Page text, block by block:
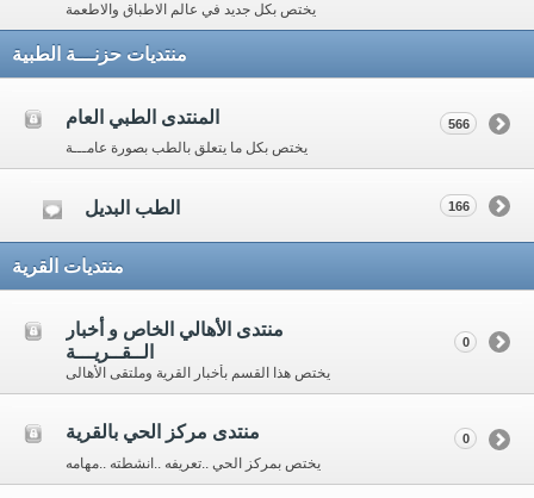
يختص بكل جديد في عالم الاطباق والاطعمة
منتديات حزنـــة الطبية
المنتدى الطبي العام
يختص بكل ما يتعلق بالطب بصورة عامـــة
566
الطب البديل 166
منتديات القرية
منتدى الأهالي الخاص و أخبار
الــقــريـــة
يختص هذا القسم بأخبار القرية وملتقى الأهالى
0
منتدى مركز الحي بالقرية
يختص بمركز الحي ..تعريفه ..انشطته ..مهامه
0